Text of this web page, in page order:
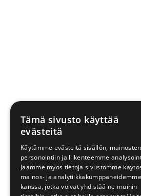
Tämä sivusto käyttää
evästeitä
Käytämme evästeitä sisällön, mainosten
personointiin ja liikenteemme
Jaamme myös tietoja sivustomme
mainos- ja analytiikkakumppaneidemme
kanssa, jotka voivat yhdistää ne muihin